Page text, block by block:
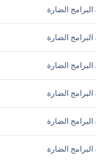
الضارة
الضارة
الضارة
الضارة
الضارة
الضارة